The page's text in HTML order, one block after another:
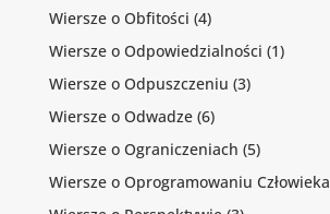
Wiersze o Obfitości (4)
Wiersze o Odpowiedzialności (1)
Wiersze o Odpuszczeniu (3)
Wiersze o Odwadze(6)
Wiersze o Ograniczeniach (5)
Wiersze o Oprogramowaniu Człowieka